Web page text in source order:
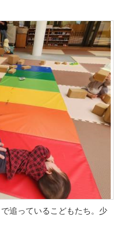
追っているこどもたち。少